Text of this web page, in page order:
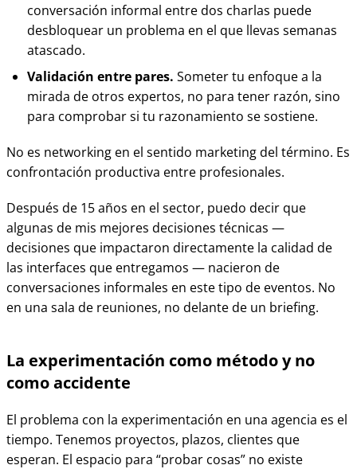
conversación informal entre dos charlas puede
desbloquear un problema en el que llevas semanas
atascado.
Validación entre pares. Someter tu enfoque a la
mirada de otros expertos, no para tener razón, sino
para comprobar si tu razonamiento se sostiene.
No es networking en el sentido marketing del término. Es
confrontación productiva entre profesionales.
Después de 15 años en el sector, puedo decir que
algunas de mis mejores decisiones técnicas —
decisiones que impactaron directamente la calidad de
las interfaces que entregamos — nacieron de
conversaciones informales en este tipo de eventos. No
en una sala de reuniones, no delante de un briefing.
La experimentación como método y no
como accidente
El problema con la experimentación en una agencia es el
tiempo. Tenemos proyectos, plazos, clientes que
esperan. El espacio para “probar cosas” no existe